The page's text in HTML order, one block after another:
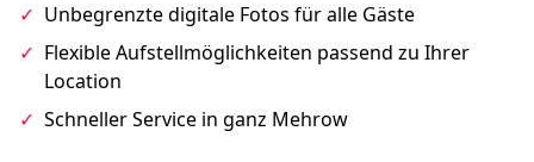
✓ Unbegrenzte digitale Fotos für alle Gäste
✓ Flexible Aufstellmöglichkeiten passend zu Ihrer
Location
✓ Schneller Service in ganz Mehrow